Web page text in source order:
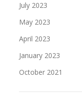
July 2023
May 2023
April 2023
January 2023
October 2021